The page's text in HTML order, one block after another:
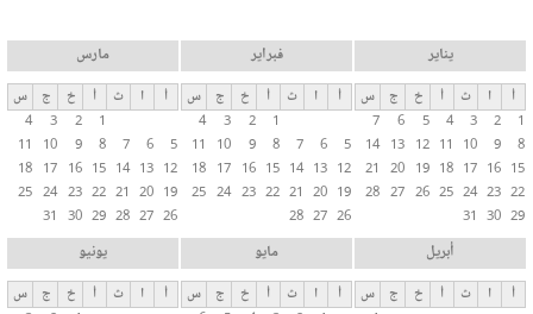
ب
ا
ت
ا
ل
أ
ا
يناير
أ ا ث أ خ ج
س
1
2
3
4
5
6
7
8
9
10
11
12
13
14
15
16
17
18
19
20
21
22
23
24
25
26
27
28
29
30
31
فبراير
أ ا ث أ خ ج
س
1
2
3
4
5
6
7
8
9
10
11
12
13
14
15
16
17
18
19
20
21
22
23
24
25
26
27
28
مارس
أ ا ث أ خ ج
س
1
2
3
4
5
6
7
8
9
10
11
12
13
14
15
16
17
18
19
20
21
22
23
24
25
26
27
28
29
30
31
أبريل
أ ا ث أ خ ج
س
مايو
أ ا ث أ خ ج
س
يونيو
أ ا ث أ خ ج
س